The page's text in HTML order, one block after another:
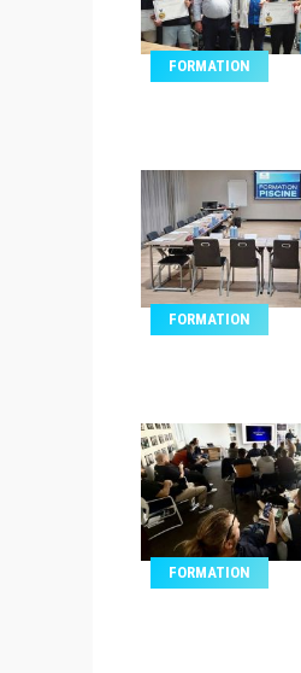
FORMATION
FORMATION
FORMATION